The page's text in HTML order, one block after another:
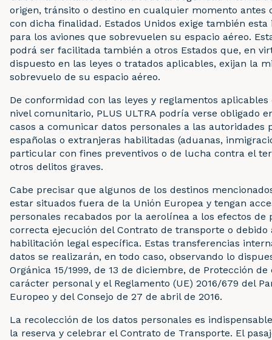
origen, tránsito o destino en cualquier momento antes
con dicha finalidad. Estados Unidos exige también
para los aviones que sobrevuelen su espacio aéreo.
podrá ser facilitada también a otros Estados que, en
dispuesto en las leyes o tratados aplicables, exijan la
sobrevuelo de su espacio aéreo.
De conformidad con las leyes y reglamentos aplicables
nivel comunitario, PLUS ULTRA podría verse obligado
casos a comunicar datos personales a las autoridades
españolas o extranjeras habilitadas (aduanas,
particular con fines preventivos o de lucha contra el
otros delitos graves.
Cabe precisar que algunos de los destinos
estar situados fuera de la Unión Europea y tengan
personales recabados por la aerolínea a los efectos de
correcta ejecución del Contrato de transporte o debido
habilitación legal específica. Estas transferencias
datos se realizarán, en todo caso, observando lo
Orgánica 15/1999, de 13 de diciembre, de Protección de
carácter personal y el Reglamento (UE) 2016/679 del
Europeo y del Consejo de 27 de abril de 2016.
La recolección de los datos personales es
la reserva y celebrar el Contrato de Transporte. El